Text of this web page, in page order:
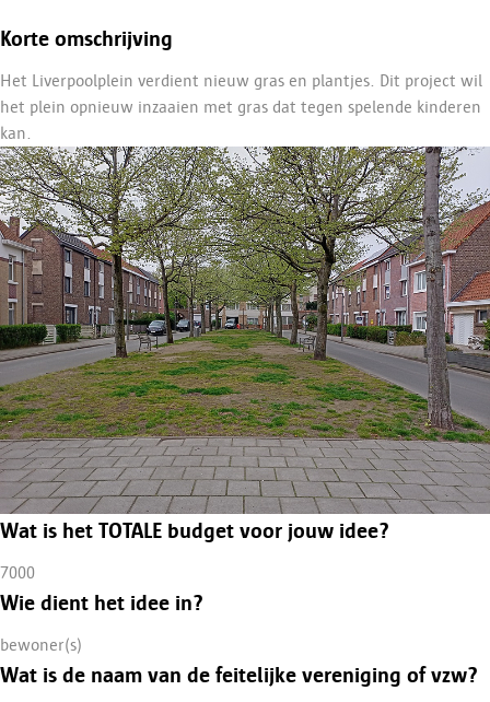
Korte omschrijving
Het Liverpoolplein verdient nieuw gras en plantjes. Dit project wil
het plein opnieuw inzaaien met gras dat tegen spelende kinderen
kan.
Wat is het TOTALE budget voor jouw idee?
7000
Wie dient het idee in?
bewoner(s)
Wat is de naam van de feitelijke vereniging of vzw?